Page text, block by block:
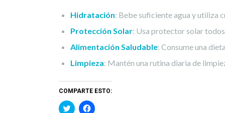
Hidratación: Bebe suficiente agua y utiliza
Protección Solar: Usa protector solar
Alimentación Saludable: Consume una
Limpieza: Mantén una rutina diaria de
COMPARTE ESTO:
Haz Haz